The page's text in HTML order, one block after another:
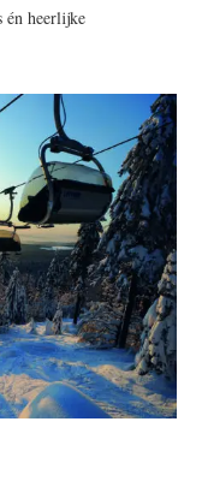
én heerlijke